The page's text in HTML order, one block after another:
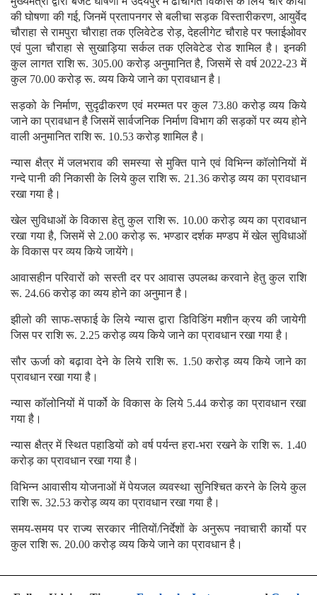
की घोषणा की गई, जिनमें प्रतापनगर से बलीचा सड़क विस्तारीकरण, आयुर्वेद
चौराहा से रामपुरा चौराहा तक एलिवेटेड रोड़, देहलीगेट चौराहे पर फ्लाईओवर
एवं पुला चौराहा से सुखाड़िया सर्कल तक एलिवेटेड रोड शामिल है। इनकी
कुल लागत राशि रू. 305.00 करोड़ अनुमानित है, जिसमें से वर्ष 2022-23 में
कुल 70.00 करोड़ रू. व्यय किये जाने का प्रावधान है।
सड़को के निर्माण, सुदृढीकरण एवं मरम्मत पर कुल 73.80 करोड़ व्यय किये
जाने का प्रावधान है जिसमें सार्वजनिक निर्माण विभाग की सड़कों पर व्यय होने
वाली अनुमानित राशि रू. 10.53 करोड़ शामिल है।
न्यास क्षैत्र में जलभराव की समस्या से मुक्ति पाने एवं विभिन्न कॉलोनियों में
गन्दे पानी की निकासी के लिये कुल राशि रू. 21.36 करोड़ व्यय का प्रावधान
रखा गया है।
खेल सुविधाओं के विकास हेतु कुल राशि रू. 10.00 करोड़ व्यय का प्रावधान
रखा गया है, जिसमें से 2.00 करोड़ रू. भण्डार दर्शक मण्डप में खेल सुविधाओं
के विकास पर व्यय किये जायेंगे।
आवासहीन परिवारों को सस्ती दर पर आवास उपलब्ध करवाने हेतु कुल राशि
रू. 24.66 करोड़ का व्यय होने का अनुमान है।
झीलो की साफ-सफाई के लिये न्यास द्वारा डिविडिंग मशीन क्रय की जायेगी
जिस पर राशि रू. 2.25 करोड़ व्यय किये जाने का प्रावधान रखा गया है।
सौर ऊर्जा को बढ़ावा देने के लिये राशि रू. 1.50 करोड़ व्यय किये जाने का
प्रावधान रखा गया है।
न्यास कॉलोनियों में पार्को के विकास के लिये 5.44 करोड़ का प्रावधान रखा
गया है।
न्यास क्षैत्र में स्थित पहाडियों को वर्ष पर्यन्त हरा-भरा रखने के राशि रू. 1.40
करोड़ का प्रावधान रखा गया है।
विभिन्न आवासीय योजनाओं में पेयजल व्यवस्था सुनिश्चित करने के लिये कुल
राशि रू. 32.53 करोड़ व्यय का प्रावधान रखा गया है।
समय-समय पर राज्य सरकार नीतियों/निर्देशों के अनुरूप नवाचारी कार्यो पर
कुल राशि रू. 20.00 करोड़ व्यय किये जाने का प्रावधान है।